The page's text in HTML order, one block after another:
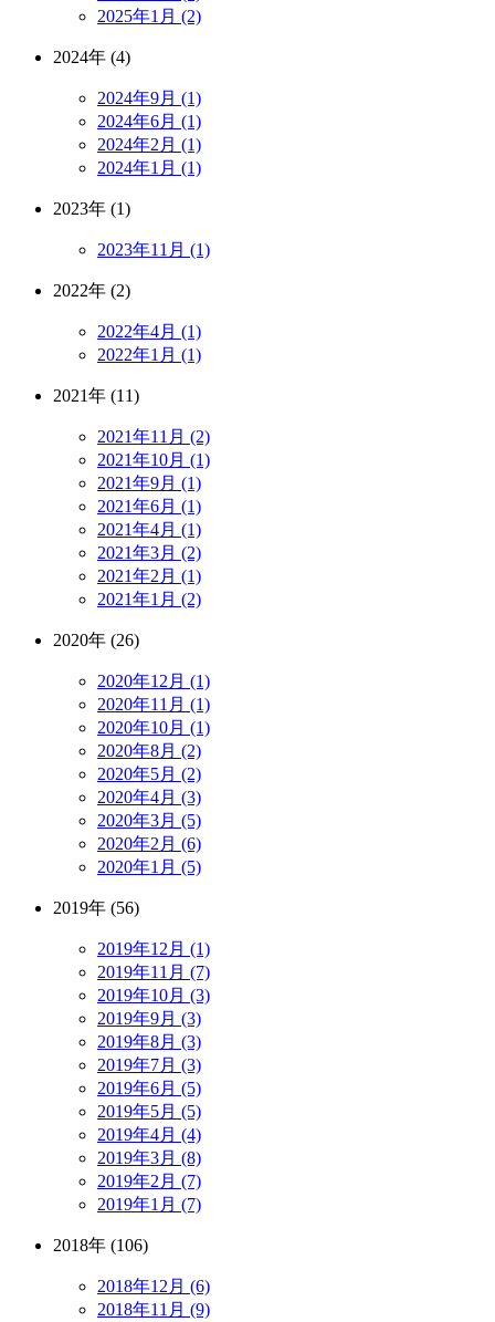
2025年1月 (2)
2024年 (4)
2024年9月 (1)
2024年6月 (1)
2024年2月 (1)
2024年1月 (1)
2023年 (1)
2023年11月 (1)
2022年 (2)
2022年4月 (1)
2022年1月 (1)
2021年 (11)
2021年11月 (2)
2021年10月 (1)
2021年9月 (1)
2021年6月 (1)
2021年4月 (1)
2021年3月 (2)
2021年2月 (1)
2021年1月 (2)
2020年 (26)
2020年12月 (1)
2020年11月 (1)
2020年10月 (1)
2020年8月 (2)
2020年5月 (2)
2020年4月 (3)
2020年3月 (5)
2020年2月 (6)
2020年1月 (5)
2019年 (56)
2019年12月 (1)
2019年11月 (7)
2019年10月 (3)
2019年9月 (3)
2019年8月 (3)
2019年7月 (3)
2019年6月 (5)
2019年5月 (5)
2019年4月 (4)
2019年3月 (8)
2019年2月 (7)
2019年1月 (7)
2018年 (106)
2018年12月 (6)
2018年11月 (9)